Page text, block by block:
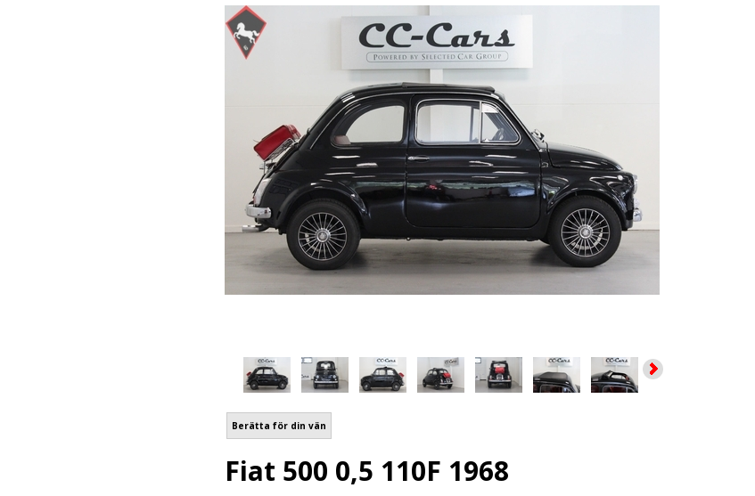
Berätta för din vän
Fiat 500 0,5 110F 1968